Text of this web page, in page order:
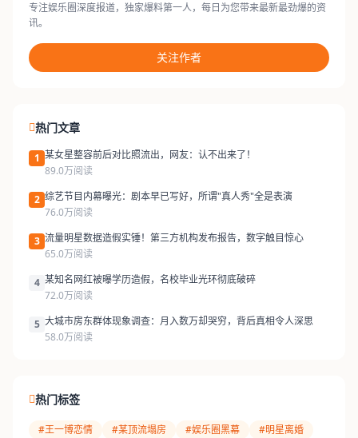
专注娱乐圈深度报道，独家爆料第一人，每日为您带来最新最劲爆的资
讯。
关注作者
热门文章
1 某女星整容前后对比照流出，网友：认不出来了！
89.0万阅读
2 综艺节目内幕曝光：剧本早已写好，所谓"真人秀"全是表演
76.0万阅读
3 流量明星数据造假实锤！第三方机构发布报告，数字触目惊心
65.0万阅读
4 某知名网红被曝学历造假，名校毕业光环彻底破碎
72.0万阅读
5 大城市房东群体现象调查：月入数万却哭穷，背后真相令人深思
58.0万阅读
热门标签
#王一博恋情 #某顶流塌房 #娱乐圈黑幕
#明星离婚